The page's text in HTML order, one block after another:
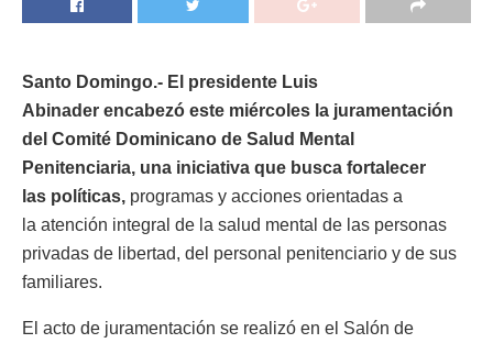
Santo Domingo.- El presidente Luis
Abinader encabezó este miércoles la juramentación
del Comité Dominicano de Salud Mental
Penitenciaria, una iniciativa que busca fortalecer
las políticas, programas y acciones orientadas a
la atención integral de la salud mental de las personas
privadas de libertad, del personal penitenciario y de sus
familiares.
El acto de juramentación se realizó en el Salón de